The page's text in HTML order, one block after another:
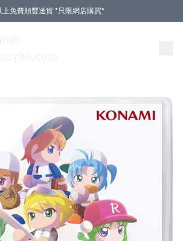
免費順豐送貨 *只限網店購買*